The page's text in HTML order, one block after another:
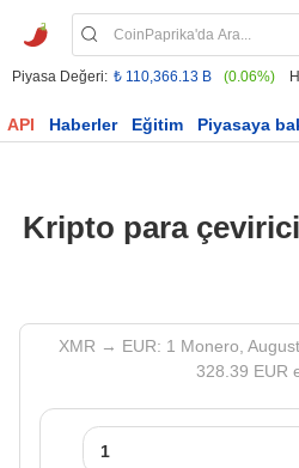
Piyasa Değeri: ₺ 110,366.13 B (0.06%)
API Haberler Eğitim Piyasaya
Kripto para çevirici
XMR → EUR: 1 Monero,
328.39 EUR